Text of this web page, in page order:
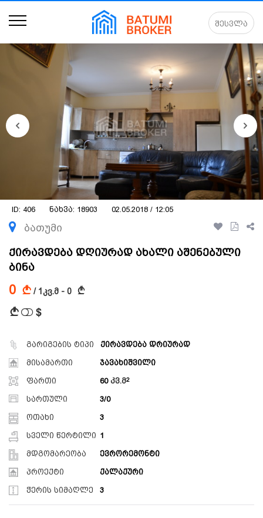
შესვლა
ID: 406 ნახვა: 18903 02.05.2018 / 12:05
ბათუმი
ქირავდება დღიურად ახალი აშენებული
ბინა
0 A / 1კვ.მ - 0 A
A $
გარიგების ტიპი ქირავდება დრიურად
მისამართი ჯავახიშვილი
ფართი 60 კვ.მ
სართული 3/0
ოთახი 3
სველი წერტილი 1
მდგომარეობა ევრორემონტი
პროექტი ქალაქური
ჭერის სიმაღლე 3